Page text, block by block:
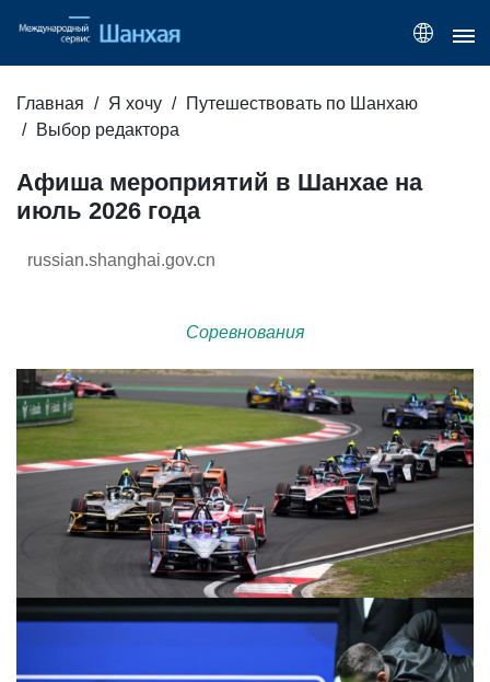
Главная Я хочу
Путешествовать по Шанхаю
Выбор редактора
Афиша мероприятий в Шанхае на
июль 2026 года
russian.shanghai.gov.cn
Соревнования